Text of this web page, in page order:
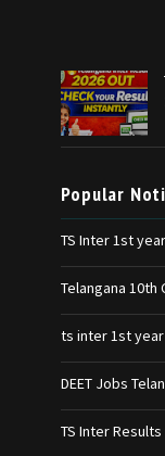
Popular
TS Inter 1st
Telangana 10th
ts inter 1st
DEET Jobs
TS Inter